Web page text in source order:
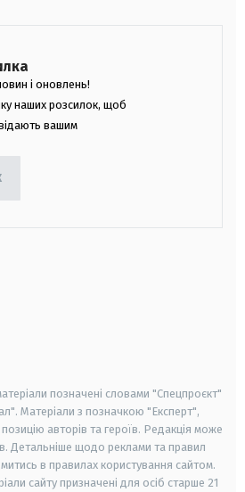
і оновлень!
наших розсилок, щоб
вашим
позначені словами "Спецпроєкт"
Матеріали з позначкою "Експерт",
авторів та героїв. Редакція може
Детальніше щодо реклами та правил
в правилах користування сайтом.
сайту призначені для осіб старше 21